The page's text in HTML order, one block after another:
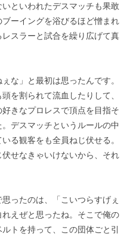
といわれたデスマッチも果敢
ーイングを浴びるほど憎まれ
スラーと試合を繰り広げて真
な」と最初は思ったんです。
を割られて流血したりして、
きなプロレスで頂点を目指そ
デスマッチというルールの中
る観客をも全員ねじ伏せる。
せなきゃいけないから、それ
ったのは、「こいつらすげぇ
えぜと思ったね。そこで俺の
トを持って、この団体ごと引